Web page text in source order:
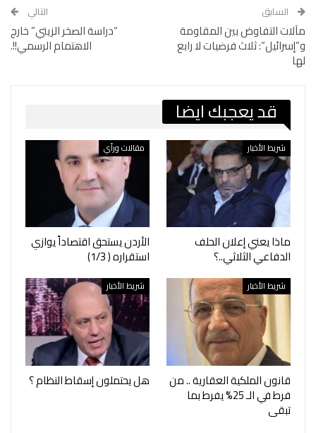
السابق
مآلات التفاوض بين المقاومة
و”إسرائيل”: ثلاث فرضيات لا رابع
لها
التالي
“دراسة الصخر الزيتي” خارج
الاهتمام الرسمي!!.
قد يعجبك ايضا
شريط الأخبار
ماذا يعني إعلان الحلف
الدفاعي الثلاثي..؟
مقالات ورأي
الأردن يستحق اقتصاداً يوازي
استقراره ( 1/3)
شريط الأخبار
قانون الملكية العقارية .. من
فرط في الـ 25% يفرط بما
تبقى
شريط الأخبار
هل يحتملون إسقاط النظام ؟